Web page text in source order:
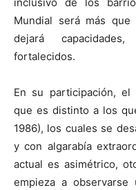
inclusivo de los
Mundial será más
dejará
fortalecidos.
En su participación,
que es distinto a los
1986), los cuales se
y con algarabía
actual es asimétrico,
empieza a